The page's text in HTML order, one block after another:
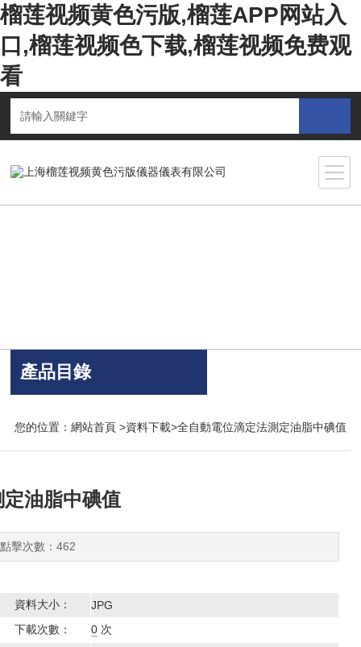
榴莲视频黄色污版,榴莲APP网站入
口,榴莲视频色下载,榴莲视频免费观
看
產品目錄
您的位置： 網站首頁>資料下載>全自動電位滴定法測定油脂中碘值
油脂中碘值
擊次數：462
資料大小：
JPG
下載次數：
0次